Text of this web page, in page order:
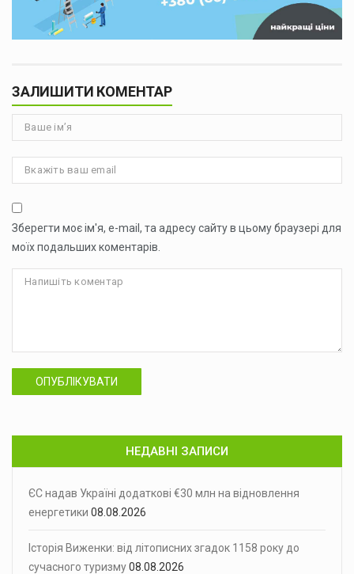
ЗАЛИШИТИ КОМЕНТАР
Зберегти моє ім'я, e-mail, та адресу сайту в цьому браузері для
моїх подальших коментарів.
ОПУБЛІКУВАТИ
НЕДАВНІ ЗАПИСИ
ЄС надав Україні додаткові €30 млн на відновлення
енергетики 08.08.2026
Історія Виженки: від літописних згадок 1158 року до
сучасного туризму08.08.2026